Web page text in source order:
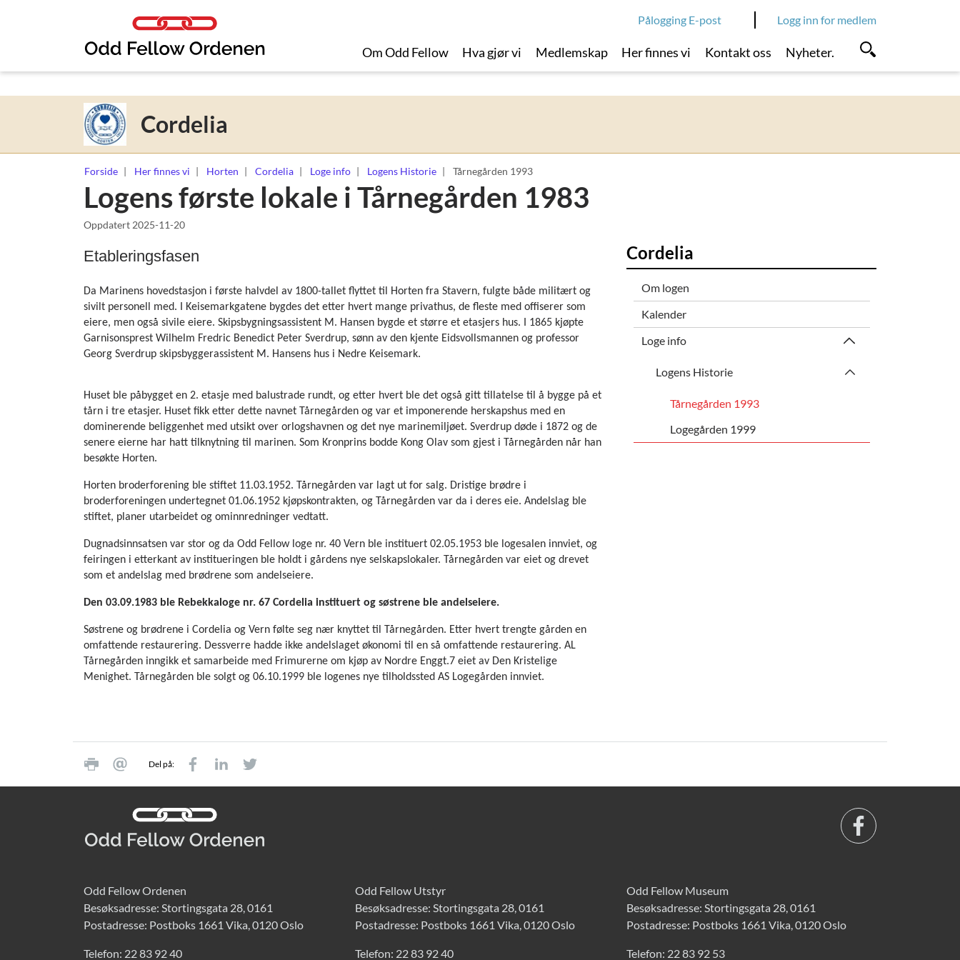
Logg inn for medlem
Pålogging E-post
Om Odd Fellow Hva gjør vi Medlemskap Her finnes vi Kontakt oss Nyheter.
Cordelia
Forside Her finnes vi Horten Cordelia Loge info Logens Historie Tårnegården 1993
Logens første lokale i Tårnegården 1983
Oppdatert 2025-11-20
Etableringsfasen
Da Marinens hovedstasjon i første halvdel av 1800-tallet flyttet til Horten fra Stavern, fulgte både militært og
sivilt personell med. I Keisemarkgatene bygdes det etter hvert mange privathus, de fleste med offiserer som
eiere, men også sivile eiere. Skipsbygningsassistent M. Hansen bygde et større et etasjers hus. I 1865 kjøpte
Garnisonsprest Wilhelm Fredric Benedict Peter Sverdrup, sønn av den kjente Eidsvollsmannen og professor
Georg Sverdrup skipsbyggerassistent M. Hansens hus i Nedre Keisemark.
Huset ble påbygget en 2. etasje med balustrade rundt, og etter hvert ble det også gitt tillatelse til å bygge på et
tårn i tre etasjer. Huset fikk etter dette navnet Tårnegården og var et imponerende herskapshus med en
dominerende beliggenhet med utsikt over orlogshavnen og det nye marinemiljøet. Sverdrup døde i 1872 og de
senere eierne har hatt tilknytning til marinen. Som Kronprins bodde Kong Olav som gjest i Tårnegården når han
besøkte Horten.
Horten broderforening ble stiftet 11.03.1952. Tårnegården var lagt ut for salg. Dristige brødre i
broderforeningen undertegnet 01.06.1952 kjøpskontrakten, og Tårnegården var da i deres eie. Andelslag ble
stiftet, planer utarbeidet og ominnredninger vedtatt.
Dugnadsinnsatsen var stor og da Odd Fellow loge nr. 40 Vern ble instituert 02.05.1953 ble logesalen innviet, og
feiringen i etterkant av institueringen ble holdt i gårdens nye selskapslokaler. Tårnegården var eiet og drevet
som et andelslag med brødrene som andelseiere.
Den 03.09.1983 ble Rebekkaloge nr. 67 Cordelia instituert og søstrene ble andelseiere.
Søstrene og brødrene i Cordelia og Vern følte seg nær knyttet til Tårnegården. Etter hvert trengte gården en
omfattende restaurering. Dessverre hadde ikke andelslaget økonomi til en så omfattende restaurering. AL
Tårnegården inngikk et samarbeide med Frimurerne om kjøp av Nordre Enggt.7 eiet av Den Kristelige
Menighet. Tårnegården ble solgt og 06.10.1999 ble logenes nye tilholdssted AS Logegården innviet.
Cordelia
Om logen
Kalender
Loge info
Logens Historie
Tårnegården 1993
Logegården 1999
Del på:
Odd Fellow Ordenen
Besøksadresse: Stortingsgata 28, 0161
Postadresse: Postboks 1661 Vika, 0120 Oslo
Telefon: 22 83 92 40
Odd Fellow Utstyr
Besøksadresse: Stortingsgata 28, 0161
Postadresse: Postboks 1661 Vika, 0120 Oslo
Telefon: 22 83 92 40
Odd Fellow Museum
Besøksadresse: Stortingsgata 28, 0161
Postadresse: Postboks 1661 Vika, 0120 Oslo
Telefon: 22 83 92 53